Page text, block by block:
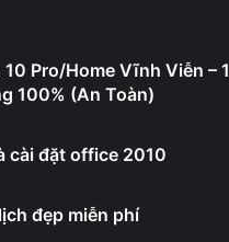
Pro/Home Vĩnh Viễn – 1
100% (An Toàn)
cài đặt office 2010
đẹp miễn phí